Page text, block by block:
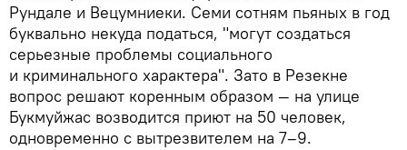
Рундале и Вецумниеки. Семи сотням пьяных в год
буквально некуда податься, "могут создаться
серьезные проблемы социального
и криминального характера". Зато в Резекне
вопрос решают коренным образом — на улице
Букмуйжас возводится приют на 50 человек,
одновременно с вытрезвителем на 7–9.